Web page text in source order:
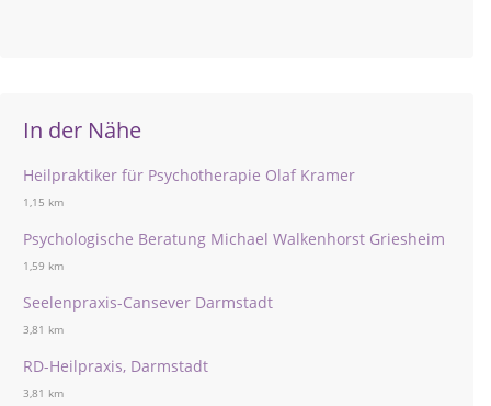
In der Nähe
Heilpraktiker für Psychotherapie Olaf Kramer
1,15 km
Psychologische Beratung Michael Walkenhorst Griesheim
1,59 km
Seelenpraxis-Cansever Darmstadt
3,81 km
RD-Heilpraxis, Darmstadt
3,81 km